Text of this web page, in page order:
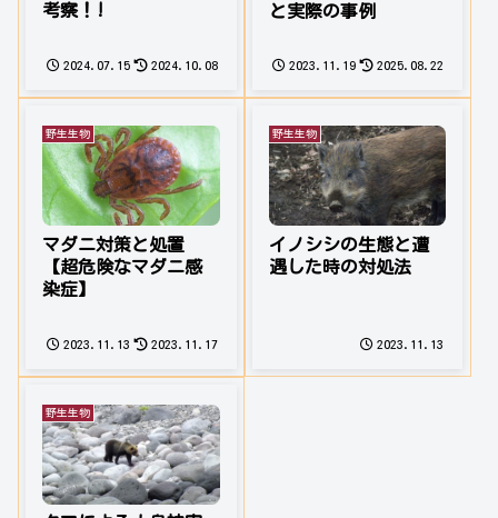
考察！!
2024.07.15 2024.10.08
と実際の事例
2023.11.19 2025.08.22
野生生物
マダニ対策と処置
【超危険なマダニ感
染症】
2023.11.13 2023.11.17
野生生物
イノシシの生態と遭
遇した時の対処法
2023.11.13
野生生物